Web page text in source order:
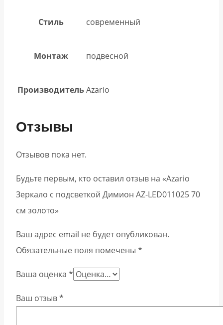
Стиль современный
Монтаж подвесной
ПроизводительAzario
Отзывы
Отзывов пока нет.
Будьте первым, кто оставил отзыв на «Azario
Зеркало с подсветкой Димион АZ-LED011025 70
см золото»
Ваш адрес email не будет опубликован.
Обязательные поля помечены *
Ваша оценка *
Ваш отзыв*